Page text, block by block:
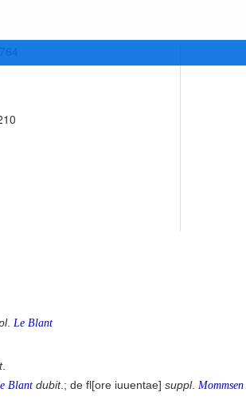
. Le Blant
.
Blant dubit.; de fl[ore iuuentae] suppl. Mommsen